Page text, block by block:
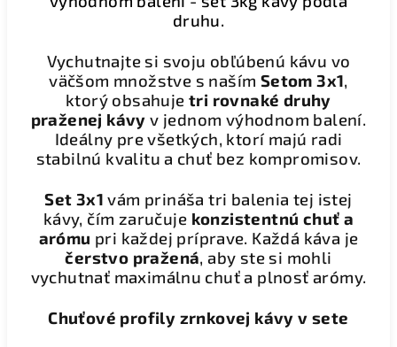
druhu.
Vychutnajte si svoju obľúbenú kávu vo
väčšom množstve s naším Setom 3x1,
ktorý obsahujetri rovnaké druhy
praženej kávy v jednom výhodnom balení.
Ideálny pre všetkých, ktorí majú radi
stabilnú kvalitu a chuť bez kompromisov.
Set 3x1 vám prináša tri balenia tej istej
kávy, čím zaručuje konzistentnú chuť a
arómu pri každej príprave. Každá káva je
čerstvo pražená, aby ste si mohli
vychutnať maximálnu chuť a plnosť arómy.
Chuťové profily zrnkovej kávy v sete